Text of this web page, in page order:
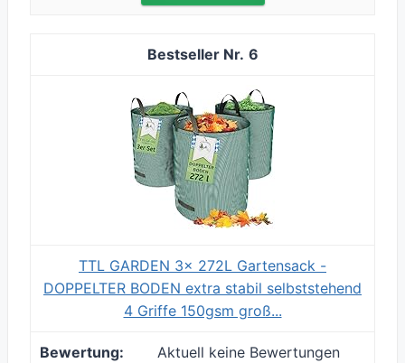
6
TTL GARDEN 3x 272L Gartensack -
DOPPELTER BODEN extra stabil selbststehend
4 Griffe 150gsm groß...
Aktuell keine Bewertungen